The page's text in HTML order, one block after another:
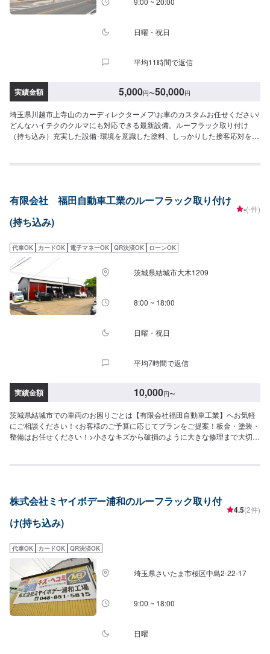
日曜・祝日
平均11時間で返信
実績金額 5,000円〜50,000円
埼玉県川越市上寺山のカーディレクターメフ\お車のカスタムお任せください/
どんなハイテクのクルマにも対応できる最新設備。ルーフラック取り付け
（持ち込み）充実した設備･環境を意識した塗料、しっかりした接客応対をい
入希望の旨をオファー備考欄にご記載ください。【代車について】作業中は
有限会社 福田自動車工業のルーフラック取り付け
(持ち込み)
-(-件)
代車OK カードOK 電子マネーOK QR決済OK ローンOK
茨城県結城市大木1209
8:00 ~ 18:00
日曜・祝日
平均7時間で返信
実績金額 10,000円〜
茨城県結城市での車両のお困りごとは【有限会社福田自動車工業】へお気軽
にご相談ください！<お客様のご予算に応じてプランをご提案！板金・塗装・
整備はお任せください！>小さなキズから破損のように大きな修理まで大切な
きし、最適な施工方法をご提案しますので、お気軽にお問い合わせ下さい。
～3日程度で納車となります。(要相談)納期は前後する場合がございます。予
めご了承ください。-----代車について-----代車をご用意しています。お車の作
業中は代車をご利用ください。※代車の燃料代はお客様にご負担いただいてお
ださい。駐車スペースは事務所前の空いているスペースに駐車してくださ
い。受付はスタッフへ「メンテモで予約しました」とお伝えください。ご案
内いたします。【定休日・営業時間】定休日：日曜、祝日営業時間：
8:00~18:00
株式会社ミヤイボデー浦和のルーフラック取り付
け(持ち込み)
4.5(2件)
代車OK カードOK QR決済OK
埼玉県さいたま市桜区中島2-22-17
9:00 ~ 18:00
日曜